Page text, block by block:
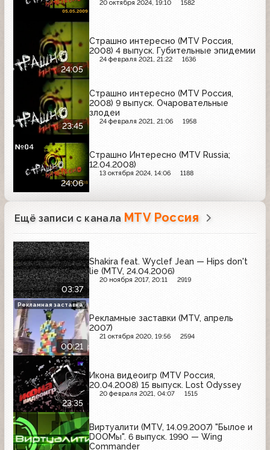
20 октября 2024, 19:10 1582
24:05
Страшно интересно (MTV Россия,
2008) 4 выпуск. Губительные эпидемии
24 февраля 2021, 21:22 1636
23:45
Страшно интересно (MTV Россия,
2008) 9 выпуск. Очаровательные
злодеи
24 февраля 2021, 21:06 1958
24:06
Страшно Интересно (MTV Russia;
12.04.2008)
13 октября 2024, 14:06 1188
Ещё записи с канала MTV Россия
03:37
Shakira feat. Wyclef Jean — Hips don't
lie (MTV, 24.04.2006)
20 ноября 2017, 20:11 2919
00:21
Рекламные заставки (MTV, апрель
2007)
21 октября 2020, 19:56 2594
Рекламная заставка
23:35
Икона видеоигр (MTV Россия,
20.04.2008) 15 выпуск. Lost Odyssey
20 февраля 2021, 04:07 1515
Виртуалити (MTV, 14.09.2007) "Былое и
DOOМы". 6 выпуск. 1990 — Wing
Commander